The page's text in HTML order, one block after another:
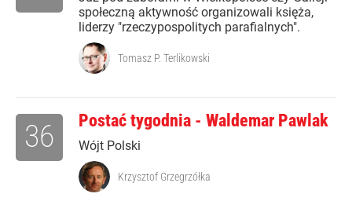
społeczną aktywność organizowali księża,
liderzy "rzeczypospolitych parafialnych".
Tomasz P. Terlikowski
Postać tygodnia - Waldemar Pawlak
Wójt Polski
36
Krzysztof Grzegrzółka